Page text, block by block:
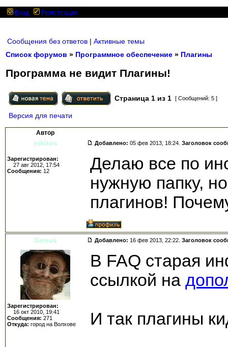
Вход Регистрация
Сообщения без ответов | Активные темы
Список форумов » Программное обеспечение » Плагины
Программа не видит Плагины!
Страница 1 из 1 [ Сообщений: 5 ]
Версия для печати
Автор
nikitos Добавлено: 05 фев 2013, 18:24. Заголовок
Зарегистрирован:
27 авг 2012, 17:54
Сообщения: 12
Делаю все по
нужную папку,
плагинов!
Genus Добавлено: 16 фев 2013, 22:22. Заголовок
Зарегистрирован:
16 окт 2010, 19:41
Сообщения: 271
Откуда: город на Волхове
В FAQ старая
ссылкой на
И так плагины